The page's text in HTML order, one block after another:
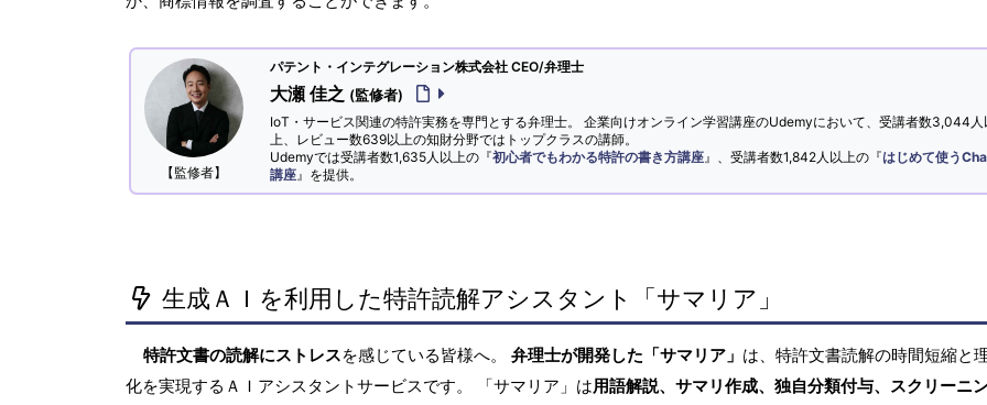
【監修者】
パテント・インテグレーション株式会社 CEO/弁理士
大瀬 佳之 (監修者)
IoT・サービス関連の特許実務を専門とする弁理士。 企業向けオンライン学習講座のUdemyにおいて、受講者数3,044人
上、レビュー数639以上の知財分野ではトップクラスの講師。
Udemyでは受講者数1,635人以上の『初心者でもわかる特許の書き方講座 』、受講者数1,842人以上の『はじめて使う
講座 』を提供。
生成ＡＩを利用した特許読解アシスタント「サマリア」
特許文書の読解にストレスを感じている皆様へ。 弁理士が開発した「サマリア」 は、特許文書読解の時間短縮と
化を実現するＡＩアシスタントサービスです。 「サマリア」は用語解説、サマリ作成、独自分類付与、スクリーニ